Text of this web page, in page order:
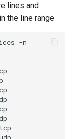
lines and
the line range